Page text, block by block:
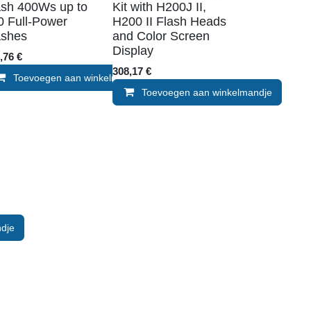
400Ws up to
Full-Power
€
Toevoegen aan winkelmandje
with H200J II, H200 II
Flash Heads and
Color Screen Display
308,17€
Toevoegen aan winkelmandje